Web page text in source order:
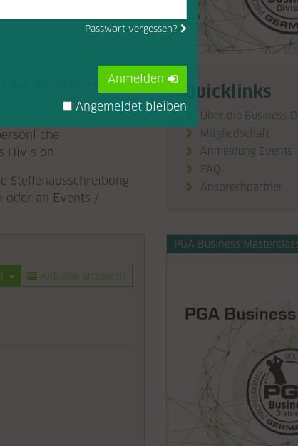
von zahlreichen
das Wachstum des
Division.
Stellenausschreibung
oder an Events /
Quicklinks
Über die Business
Mitgliedschaft
Anmeldung Events
FAQ
Ansprechpartner
Aktuelle anzeigen
PGA Business
Passwort vergessen?
Anmelden
Angemeldet bleiben